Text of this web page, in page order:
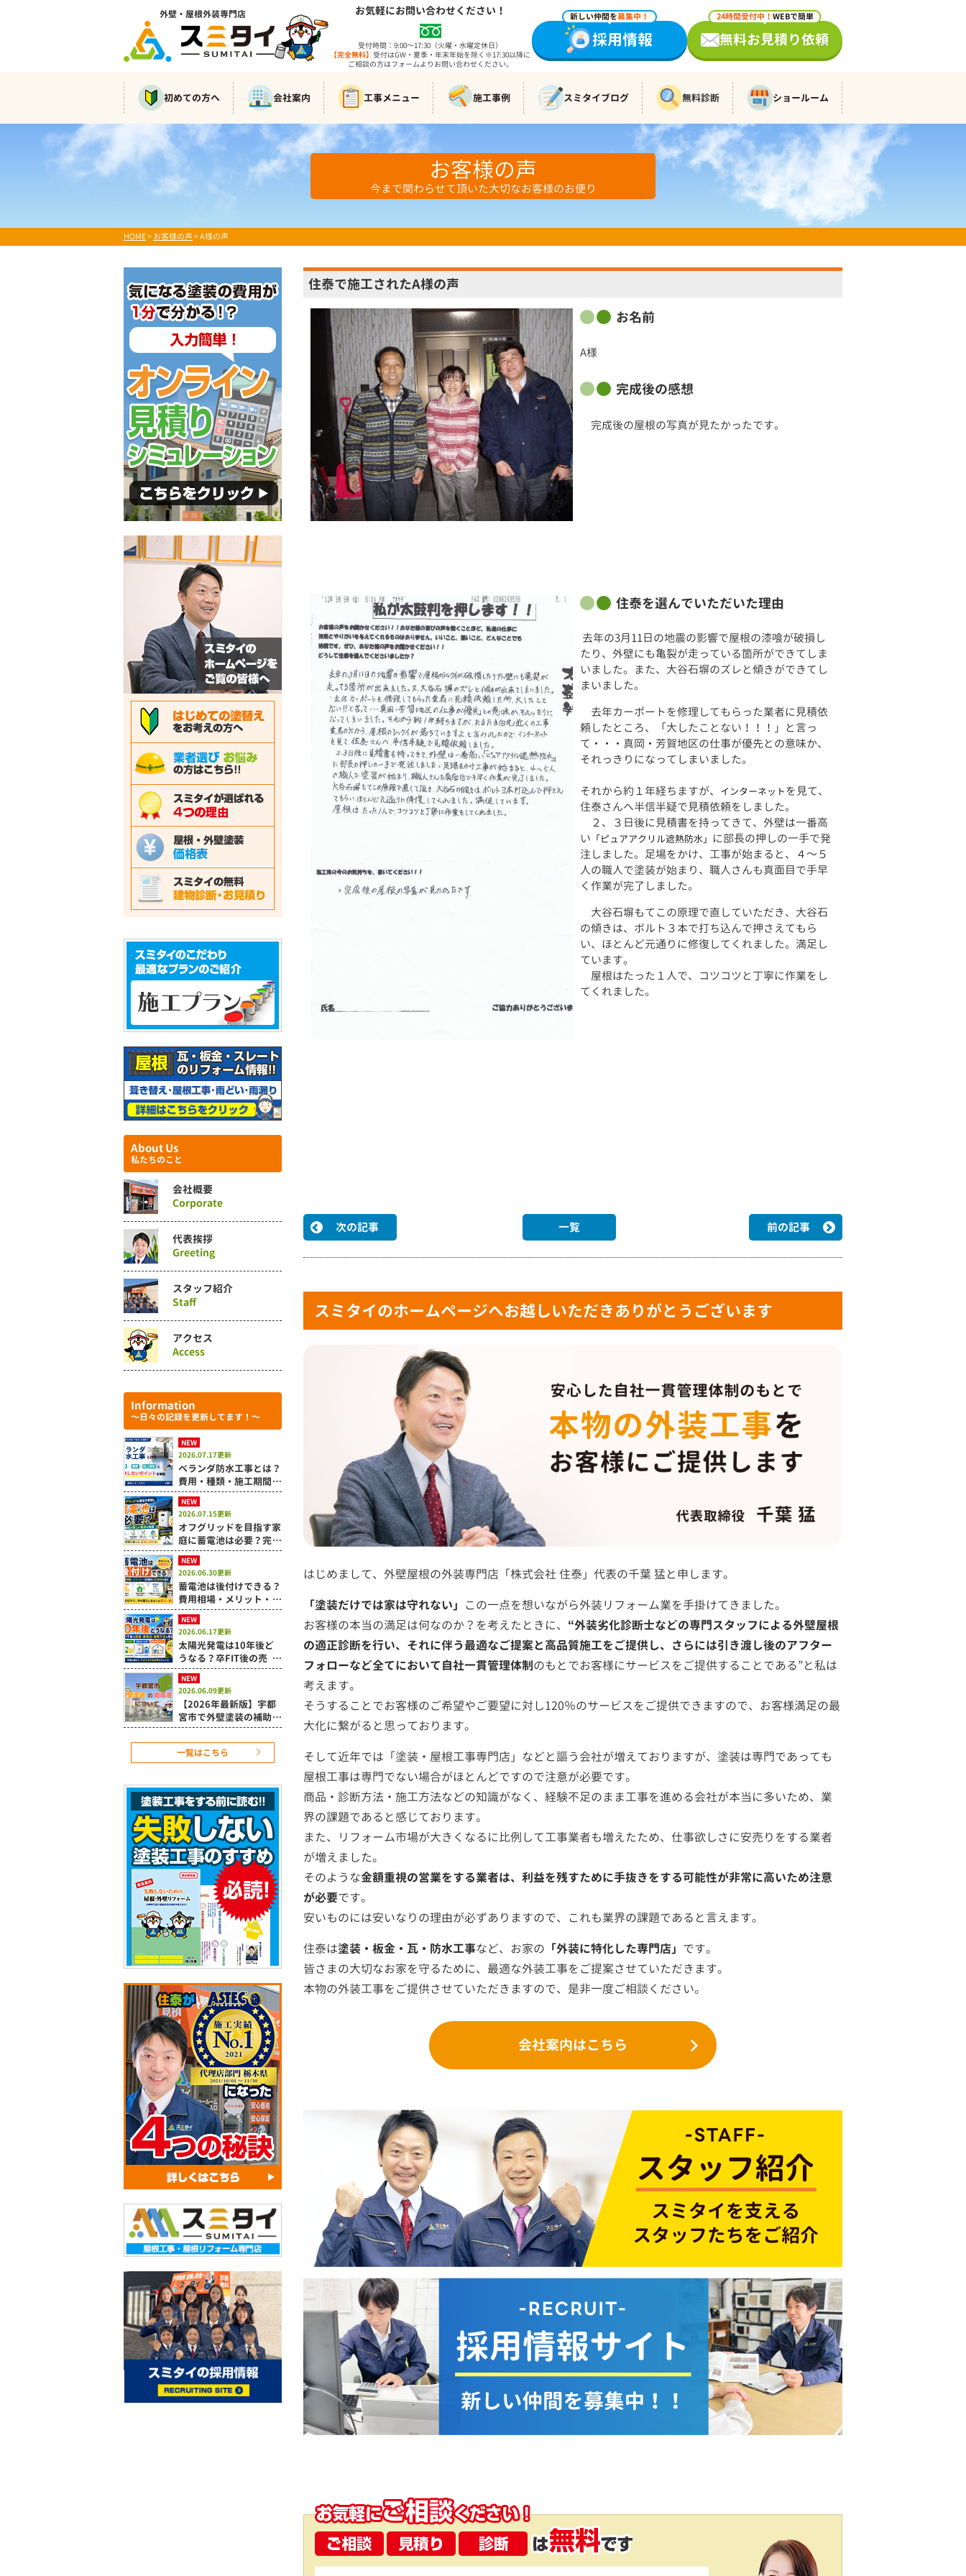
外壁・屋根外装専門店 お気軽にお問い合わせください！
受付時間：9:00～17:30（火曜・水曜定休日）
【完全無料】 受付はGW・夏季・年末年始を除く※17:30以降に
ご相談の方はフォームよりお問い合わせください。
新しい仲間を募集中！
採用情報
24時間受付中！ WEBで簡単
無料お見積り依頼
初めての方へ 会社案内 工事メニュー 施工事例 スミタイブログ 無料診断 ショールーム
お客様の声
今まで関わらせて頂いた大切なお客様のお便り
HOME>お客様の声>A様の声
住泰で施工されたA様の声
お名前
A様
完成後の感想
完成後の屋根の写真が見たかったです。
住泰を選んでいただいた理由
去年の3月11日の地震の影響で屋根の漆喰が破損し
たり、外壁にも亀裂が走っている箇所ができてしま
いました。また、大谷石塀のズレと傾きができてし
まいました。
去年カーポートを修理してもらった業者に見積依
頼したところ、「大したことない！！！」と言っ
て・・・真岡・芳賀地区の仕事が優先との意味か、
それっきりになってしまいました。
それから約１年経ちますが、 インターネット を見て、
住泰さんへ半信半疑で見積依頼をしました。
２、３日後に見積書を持ってきて、外壁は一番高
い 「ピュアアクリル遮熱防水」 に部長の押しの一手で発
注しました。足場をかけ、工事が始まると、４～５
人の職人で塗装が始まり、職人さんも真面目で手早
く作業が完了しました。
大谷石塀もてこの原理で直していただき、大谷石
の傾きは、ボルト３本で打ち込んで押さえてもら
い、ほとんど元通りに修復してくれました。満足し
ています。
屋根はたった１人で、コツコツと丁寧に作業をし
てくれました。
次の記事 一覧 前の記事
スミタイのホームページへお越しいただきありがとうございます
はじめまして、外壁屋根の外装専門店「株式会社 住泰」代表の千葉 猛と申します。
「塗装だけでは家は守れない」 この一点を想いながら外装リフォーム業を手掛けてきました。
お客様の本当の満足は何なのか？を考えたときに、 “外装劣化診断士などの専門スタッフによる外壁屋根
の適正診断を行い、それに伴う最適なご提案と高品質施工をご提供し、さらには引き渡し後のアフター
フォローなど全てにおいて自社一貫管理体制のもとでお客様にサービスをご提供することである”と私は
考えます。
そうすることでお客様のご希望やご要望に対し120％のサービスをご提供できますので、お客様満足の最
大化に繋がると思っております。
そして近年では「塗装・屋根工事専門店」などと謳う会社が増えておりますが、塗装は専門であっても
屋根工事は専門でない場合がほとんどですので注意が必要です。
商品・診断方法・施工方法などの知識がなく、経験不足のまま工事を進める会社が本当に多いため、業
界の課題であると感じております。
また、リフォーム市場が大きくなるに比例して工事業者も増えたため、仕事欲しさに安売りをする業者
が増えました。
そのような金額重視の営業をする業者は、利益を残すために手抜きをする可能性が非常に高いため注意
が必要です。
安いものには安いなりの理由が必ずありますので、これも業界の課題であると言えます。
住泰は塗装・板金・瓦・防水工事など、お家の 「外装に特化した専門店」 です。
皆さまの大切なお家を守るために、最適な外装工事をご提案させていただきます。
本物の外装工事をご提供させていただきますので、是非一度ご相談ください。
会社案内はこちら
About Us
私たちのこと
会社概要
Corporate
代表挨拶
Greeting
スタッフ紹介
Staff
アクセス
Access
Information
～日々の記録を更新してます！～
NEW
2026.07.17更新
ベランダ防水工事とは？
費用・種類・施工期間と
失敗しないポイントを解
説
NEW
2026.07.15更新
オフグリッドを目指す家
庭に蓄電池は必要？完全
自給が難しい理由も解説
NEW
2026.06.30更新
蓄電池は後付けできる？
費用相場・メリット・設
置時の注意点を解説
NEW
2026.06.17更新
太陽光発電は10年後ど
うなる？卒FIT後の売
電・蓄電池・活用方法を
解説
NEW
2026.06.09更新
【2026年最新版】宇都
宮市で外壁塗装の補助金
は使える？令和8年度住
宅改修補助制度を解説
一覧はこちら